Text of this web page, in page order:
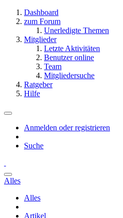
Dashboard
zum Forum
Unerledigte Themen
Mitglieder
Letzte Aktivitäten
Benutzer online
Team
Mitgliedersuche
Ratgeber
Hilfe
Anmelden oder registrieren
Suche
Alles
Alles
Artikel